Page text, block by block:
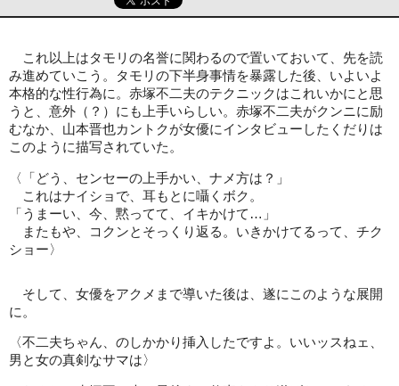
これ以上はタモリの名誉に関わるので置いておいて、先を読
み進めていこう。タモリの下半身事情を暴露した後、いよいよ
本格的な性行為に。赤塚不二夫のテクニックはこれいかにと思
うと、意外（？）にも上手いらしい。赤塚不二夫がクンニに励
むなか、山本晋也カントクが女優にインタビューしたくだりは
このように描写されていた。
〈「どう、センセーの上手かい、ナメ方は？」
これはナイショで、耳もとに囁くボク。
「うまーい、今、黙ってて、イキかけて…」
またもや、コクンとそっくり返る。いきかけてるって、チク
ショー〉
そして、女優をアクメまで導いた後は、遂にこのような展開
に。
〈不二夫ちゃん、のしかかり挿入したですよ。いいッスねェ、
男と女の真剣なサマは〉